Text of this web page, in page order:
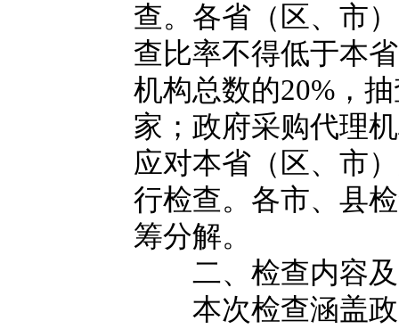
查。各省（区、市
查比率不得低于本
机构总数的20%，
家；政府采购代理
应对本省（区、市
行检查。各市、县
筹分解。
二、检查内容
本次检查涵盖政